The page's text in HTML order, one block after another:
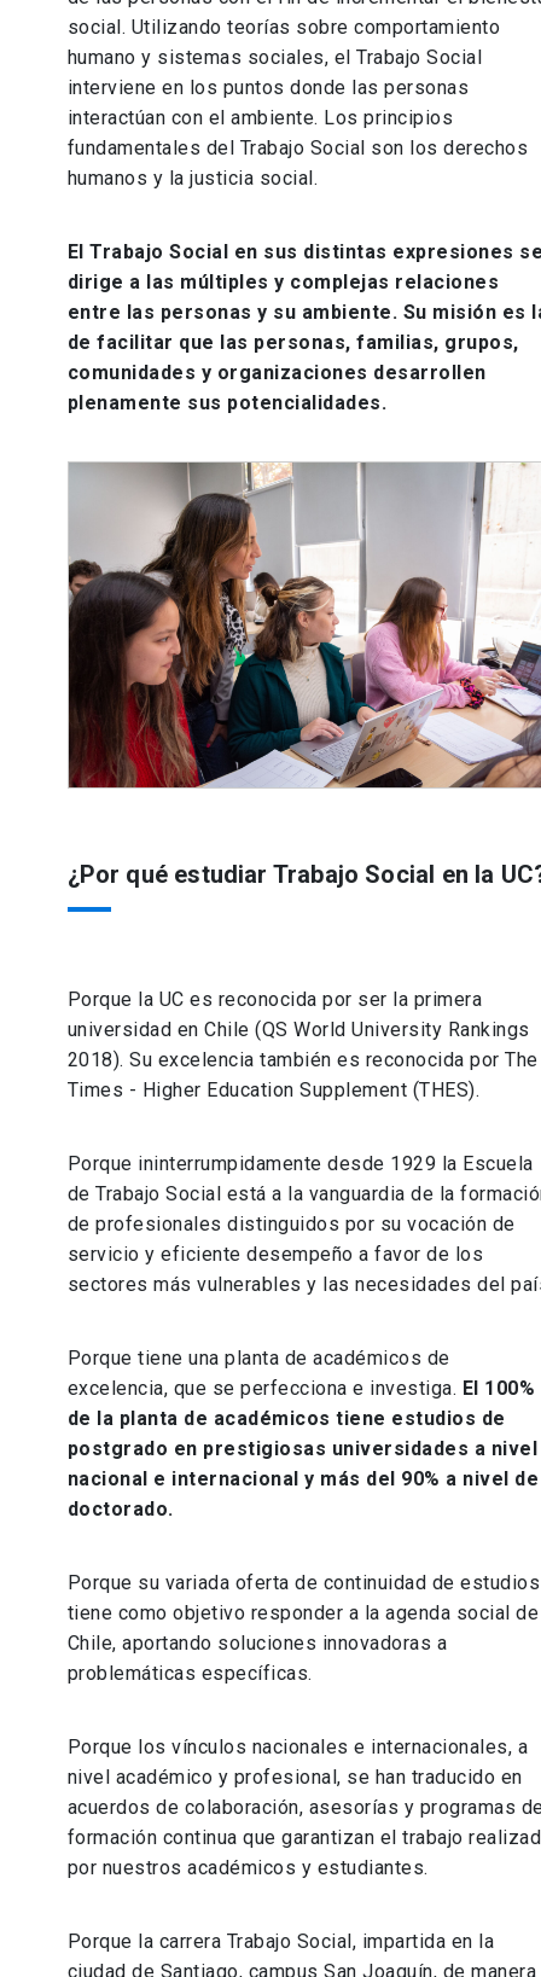
social. Utilizando teorías sobre comportamiento
humano y sistemas sociales, el Trabajo Social
interviene en los puntos donde las personas
interactúan con el ambiente. Los principios
fundamentales del Trabajo Social son los derechos
humanos y la justicia social.
El Trabajo Social en sus distintas expresiones
dirige a las múltiples y complejas relaciones
entre las personas y su ambiente. Su misión es
de facilitar que las personas, familias, grupos,
comunidades y organizaciones desarrollen
plenamente sus potencialidades.
¿Por qué estudiar Trabajo Social en la
Porque la UC es reconocida por ser la primera
universidad en Chile (QS World University Rankings
2018). Su excelencia también es reconocida por The
Times - Higher Education Supplement (THES).
Porque ininterrumpidamente desde 1929 la Escuela
de Trabajo Social está a la vanguardia de la
de profesionales distinguidos por su vocación de
servicio y eficiente desempeño a favor de los
sectores más vulnerables y las necesidades del
Porque tiene una planta de académicos de
excelencia, que se perfecciona e investiga. El 100%
de la planta de académicos tiene estudios de
postgrado en prestigiosas universidades a nivel
nacional e internacional y más del 90% a nivel de
doctorado.
Porque su variada oferta de continuidad de estudios
tiene como objetivo responder a la agenda social de
Chile, aportando soluciones innovadoras a
problemáticas específicas.
Porque los vínculos nacionales e internacionales, a
nivel académico y profesional, se han traducido en
acuerdos de colaboración, asesorías y programas
formación continua que garantizan el trabajo
por nuestros académicos y estudiantes.
Porque la carrera Trabajo Social, impartida en la
ciudad de Santiago, campus San Joaquín, de manera